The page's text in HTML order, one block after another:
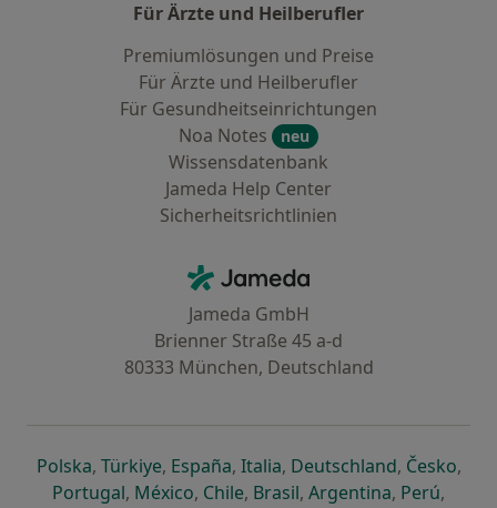
Für Ärzte und Heilberufler
Premiumlösungen und Preise
Für Ärzte und Heilberufler
Für Gesundheitseinrichtungen
Noa Notes
neu
Wissensdatenbank
Jameda Help Center
Sicherheitsrichtlinien
Jameda - Startseite
Jameda GmbH
Brienner Straße 45 a-d
80333 München, Deutschland
Polskaöffnet in einer neuen Registerkarte
, Türkiyeöffnet in einer neuen Registerkarte
, Españaöffnet in einer neuen
, Italiaöffnet in einer neuen
, Deutschlandöffnet in
, Česko,
Portugalöffnet in einer neuen Registerkarte
, Méxicoöffnet in einer neuen Registerkarte
, Chileöffnet in einer neuen
, Brasilöffnet in einer neuen
, Argentinaöffnet in
, Perúöffnet
,